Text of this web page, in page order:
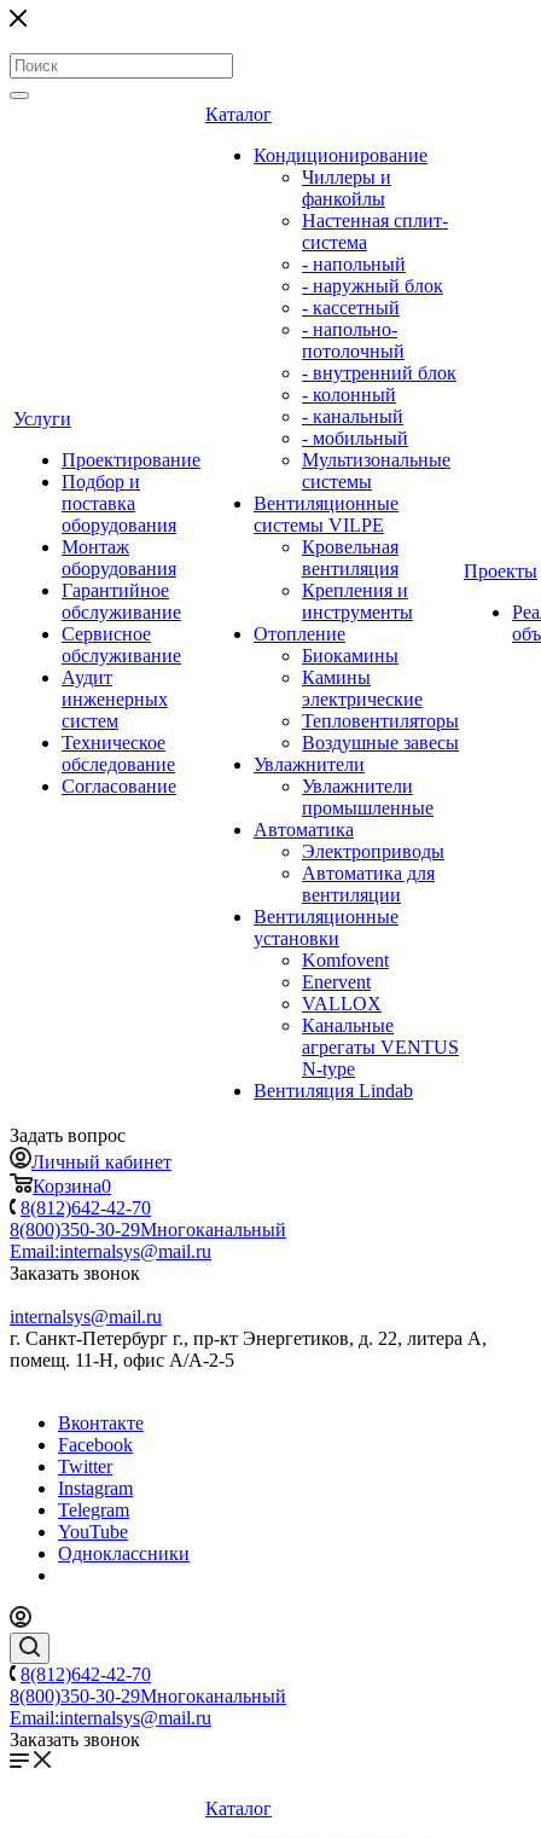
Услуги
Проектирование
Подбор и
поставка
оборудования
Монтаж
оборудования
Гарантийное
обслуживание
Сервисное
обслуживание
Аудит
инженерных
систем
Техническое
обследование
Согласование
Каталог
Кондиционирование
Чиллеры и
фанкойлы
Настенная сплит-
система
- напольный
- наружный блок
- кассетный
- напольно-
потолочный
- внутренний блок
- колонный
- канальный
- мобильный
Мультизональные
системы
Вентиляционные
системы VILPE
Кровельная
вентиляция
Крепления и
инструменты
Отопление
Биокамины
Камины
электрические
Тепловентиляторы
Воздушные завесы
Увлажнители
Увлажнители
промышленные
Автоматика
Электроприводы
Автоматика для
вентиляции
Вентиляционные
установки
Komfovent
Enervent
VALLOX
Канальные
агрегаты VENTUS
N-type
Вентиляция Lindab
Проекты
Задать вопрос
Личный кабинет
Корзина0
8(812)642-42-70
8(800)350-30-29Многоканальный
Email:internalsys@mail.ru
Заказать звонок
internalsys@mail.ru
г. Санкт-Петербург г., пр-кт Энергетиков, д. 22, литера А,
помещ. 11-Н, офис А/А-2-5
Вконтакте
Facebook
Twitter
Instagram
Telegram
YouTube
Одноклассники
8(812)642-42-70
8(800)350-30-29Многоканальный
Email:internalsys@mail.ru
Заказать звонок
Каталог